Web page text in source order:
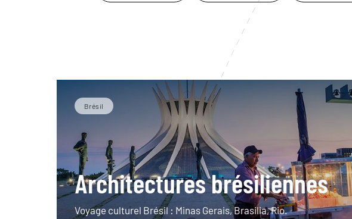
Brésil
Architectures brésiliennes
Voyage culturel Brésil : Minas Gerais, Brasilia, Rio.